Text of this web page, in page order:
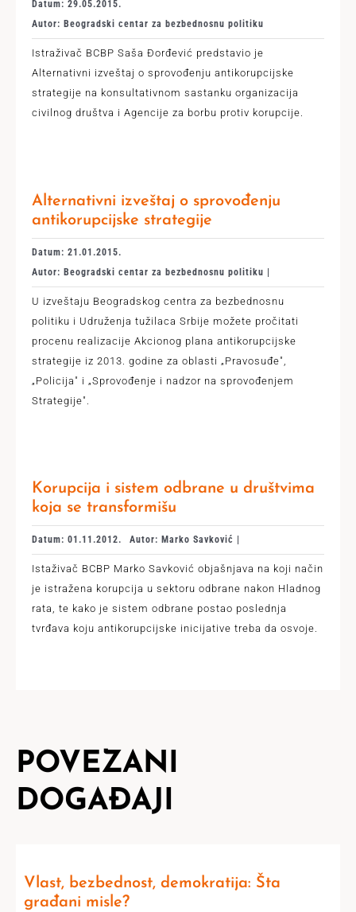
Datum: 29.05.2015.
Autor: Beogradski centar za bezbednosnu politiku
Istraživač BCBP Saša Đorđević predstavio je
Alternativni izveštaj o sprovođenju antikorupcijske
strategije na konsultativnom sastanku organizacija
civilnog društva i Agencije za borbu protiv korupcije.
Alternativni izveštaj o sprovođenju
antikorupcijske strategije
Datum: 21.01.2015.
Autor: Beogradski centar za bezbednosnu politiku |
U izveštaju Beogradskog centra za bezbednosnu
politiku i Udruženja tužilaca Srbije možete pročitati
procenu realizacije Akcionog plana antikorupcijske
strategije iz 2013. godine za oblasti „Pravosuđe",
„Policija" i „Sprovođenje i nadzor na sprovođenjem
Strategije".
Korupcija i sistem odbrane u društvima
koja se transformišu
Datum: 01.11.2012. Autor: Marko Savković |
Istaživač BCBP Marko Savković objašnjava na koji način
je istražena korupcija u sektoru odbrane nakon Hladnog
rata, te kako je sistem odbrane postao poslednja
tvrđava koju antikorupcijske inicijative treba da osvoje.
POVEZANI
DOGAĐAJI
Vlast, bezbednost, demokratija: Šta
građani misle?